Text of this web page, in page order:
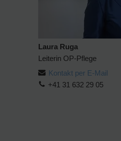
Laura Ruga
Leiterin OP-Pflege
Kontakt per E-Mail
+41 31 632 29 05